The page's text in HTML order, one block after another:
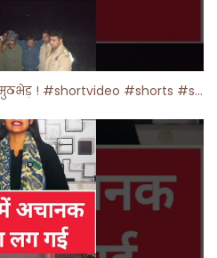
पुलिस और गौकशी आरोपियों में मुठभेड़ ! #shortvideo #shorts #shortsfeed